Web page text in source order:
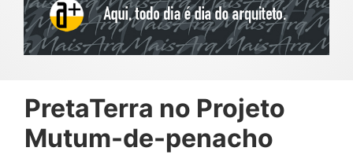
PretaTerra no Projeto
Mutum-de-penacho